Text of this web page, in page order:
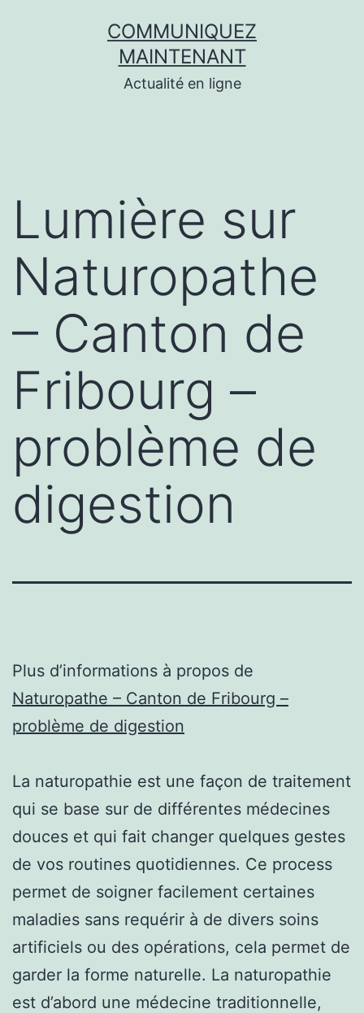
COMMUNIQUEZ
MAINTENANT
Actualité en ligne
Lumière sur
Naturopathe
– Canton de
Fribourg –
problème de
digestion
Plus d’informations à propos de
Naturopathe – Canton de Fribourg –
problème de digestion
La naturopathie est une façon de traitement
qui se base sur de différentes médecines
douces et qui fait changer quelques gestes
de vos routines quotidiennes. Ce process
permet de soigner facilement certaines
maladies sans requérir à de divers soins
artificiels ou des opérations, cela permet de
garder la forme naturelle. La naturopathie
est d’abord une médecine traditionnelle,